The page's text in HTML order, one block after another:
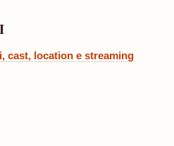
cast, location e streaming